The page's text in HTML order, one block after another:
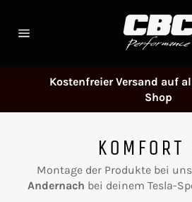
Inhalt
Kostenfreier Versand auf
Shop
KOMFORT
Montage der Produkte bei
Andernach bei deinem Tesla-